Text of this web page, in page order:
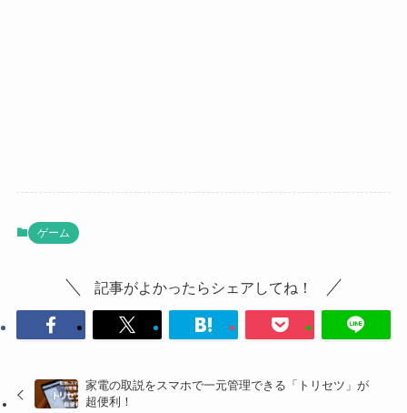
ゲーム
記事がよかったらシェアしてね！
家電の取説をスマホで一元管理できる「トリセツ」が
超便利！